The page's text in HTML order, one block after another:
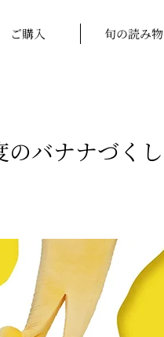
ご購入 旬の読み物
バナナづくし